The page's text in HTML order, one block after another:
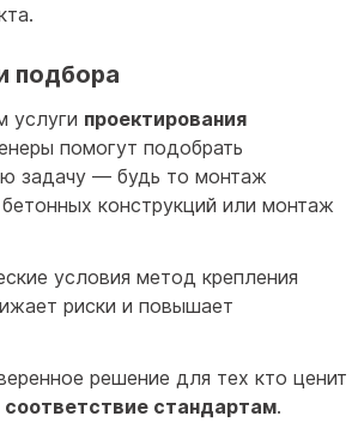
подбора
услуги проектирования
помогут подобрать
задачу — будь то монтаж
конструкций или монтаж
условия метод крепления
риски и повышает
решение для тех кто ценит
соответствие стандартам.